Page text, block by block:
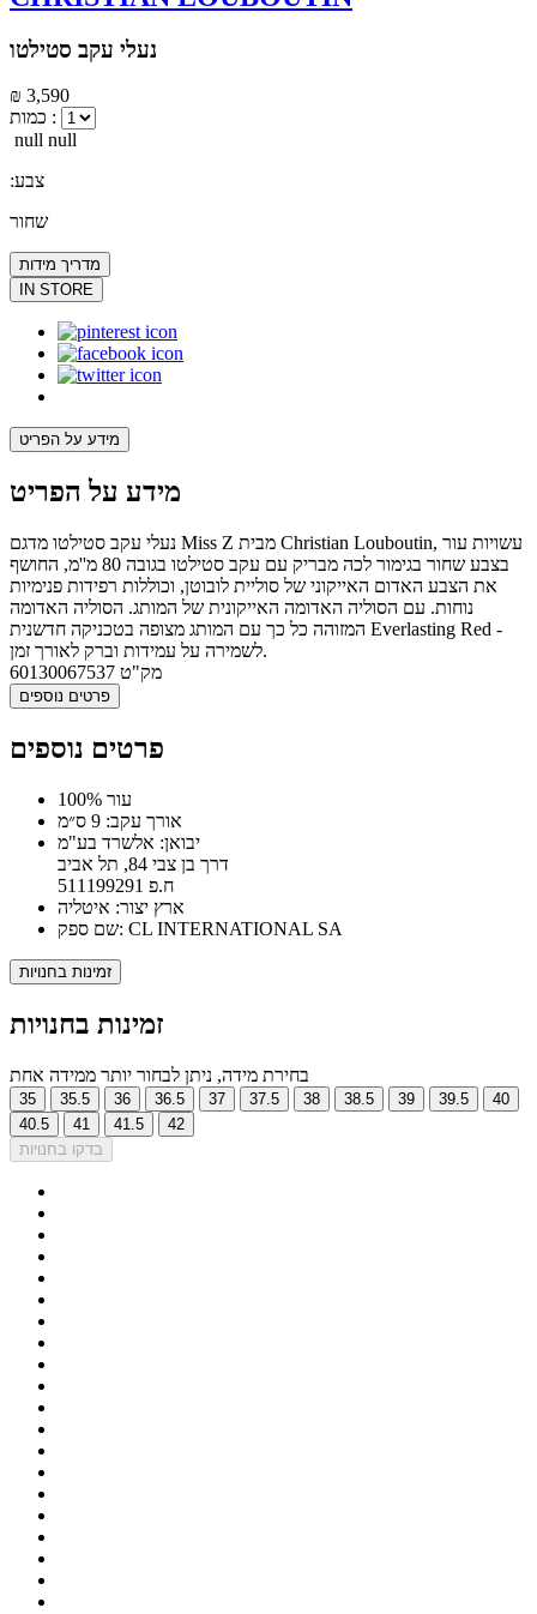
נעלי עקב סטילטו
₪ 3,590
כמות :
null null
:צבע
שחור
מדריך מידות
IN STORE
מידע על הפריט
מידע על הפריט
נעלי עקב סטילטו מדגם Miss Z מבית Christian Louboutin, עשויות עור
בצבע שחור בגימור לכה מבריק עם עקב סטילטו בגובה 80 מ''מ, החושף
את הצבע האדום האייקוני של סוליית לובוטן, וכוללות רפידות פנימיות
נוחות. עם הסוליה האדומה האייקונית של המותג. הסוליה האדומה
המזוהה כל כך עם המותג מצופה בטכניקה חדשנית Everlasting Red -
לשמירה על עמידות וברק לאורך זמן.
מק"ט 60130067537
פרטים נוספים
פרטים נוספים
100% עור
אורך עקב: 9 ס״מ
יבואן: אלשרד בע"מ
דרך בן צבי 84, תל אביב
ח.פ 511199291
ארץ יצור: איטליה
שם ספק: CL INTERNATIONAL SA
זמינות בחנויות
זמינות בחנויות
בחירת מידה, ניתן לבחור יותר ממידה אחת
35 35.5 36 36.5 37 37.5 38 38.5 39 39.5
40
40.5
41 41.5
42
בדקו בחנויות